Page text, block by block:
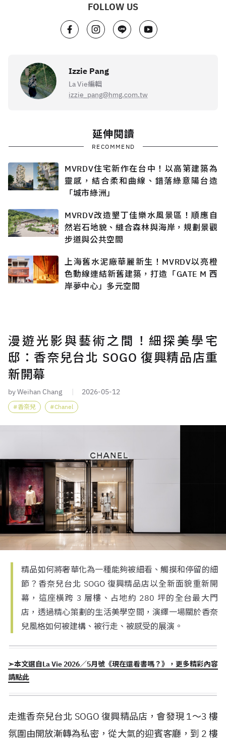
FOLLOW US
Izzie Pang
La Vie編輯
izzie_pang@hmg.com.tw
延伸閱讀
RECOMMEND
MVRDV住宅新作在台中！以高第建築為
靈感，結合柔和曲線、錯落綠意陽台造
「城市綠洲」
MVRDV改造墾丁佳樂水風景區！順應自
然岩石地貌、縫合森林與海岸，規劃景觀
步道與公共空間
上海舊水泥廠華麗新生！MVRDV以亮橙
色動線連結新舊建築，打造「GATE M 西
岸夢中心」多元空間
漫遊光影與藝術之間！細探美學宅
邸：香奈兒台北 SOGO 復興精品店重
新開幕
by Weihan Chang 2026-05-12
香奈兒 Chanel
精品如何將奢華化為一種能夠被細看、觸摸和停留的細
節？香奈兒台北 SOGO 復興精品店以全新面貌重新開
幕，這座橫跨 3 層樓、占地約 280 坪的全台最大門
店，透過精心策劃的生活美學空間，演繹一場關於香奈
兒風格如何被建構、被行走、被感受的展演。
➣本文選自La Vie 2026／5月號《現在還看書嗎？》，更多精彩內容
請點此
走進香奈兒台北 SOGO 復興精品店，會發現 1～3 樓
氛圍由開放漸轉為私密，從大氣的迎賓客廳，到 2 樓